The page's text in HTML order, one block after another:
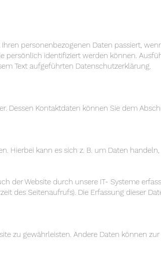
personenbezogenen Daten passiert,
persönlich identifiziert werden können.
Text aufgeführten Datenschutzerklärung.
Dessen Kontaktdaten können Sie dem
Hierbei kann es sich z. B. um Daten handeln,
der Website durch unsere IT- Systeme
des Seitenaufrufs). Die Erfassung dieser
zu gewährleisten. Andere Daten können zur